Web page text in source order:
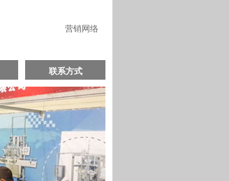
营销网络
联系方式